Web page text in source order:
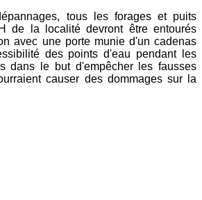
tous les forages et puits
de la localité devront être entourés
avec une porte munie d'un cadenas
des points d'eau pendant les
dans le but d'empêcher les fausses
causer des dommages sur la